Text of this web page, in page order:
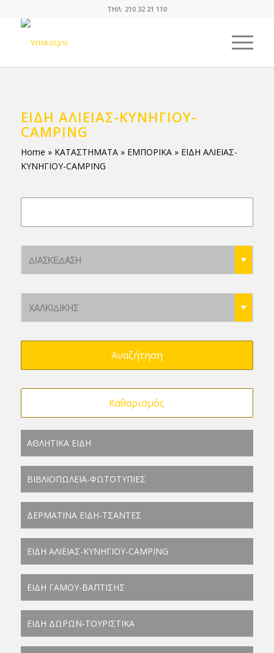
ΤΗΛ: 210 32 21 110
ΕΙΔΗ ΑΛΙΕΙΑΣ-ΚΥΝΗΓΙΟΥ-
CAMPING
Home » ΚΑΤΑΣΤΗΜΑΤΑ» ΕΜΠΟΡΙΚΑ» ΕΙΔΗ ΑΛΙΕΙΑΣ-
ΚΥΝΗΓΙΟΥ-CAMPING
ΑΘΛΗΤΙΚΑ ΕΙΔΗ
ΒΙΒΛΙΟΠΩΛΕΙΑ-ΦΩΤΟΤΥΠΙΕΣ
ΔΕΡΜΑΤΙΝΑ ΕΙΔΗ-ΤΣΑΝΤΕΣ
ΕΙΔΗ ΑΛΙΕΙΑΣ-ΚΥΝΗΓΙΟΥ-CAMPING
ΕΙΔΗ ΓΑΜΟΥ-ΒΑΠΤΙΣΗΣ
ΕΙΔΗ ΔΩΡΩΝ-ΤΟΥΡΙΣΤΙΚΑ